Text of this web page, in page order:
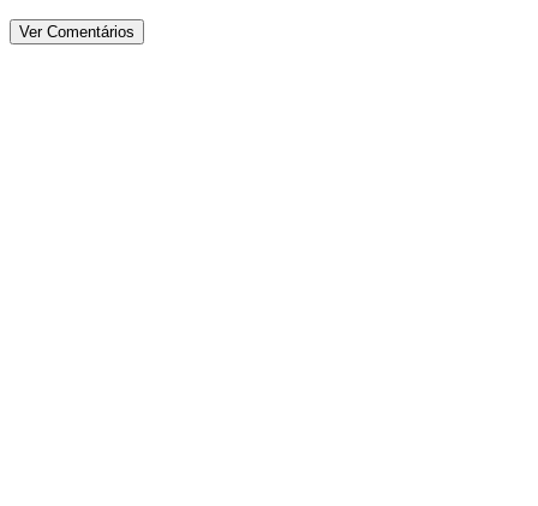
Ver Comentários